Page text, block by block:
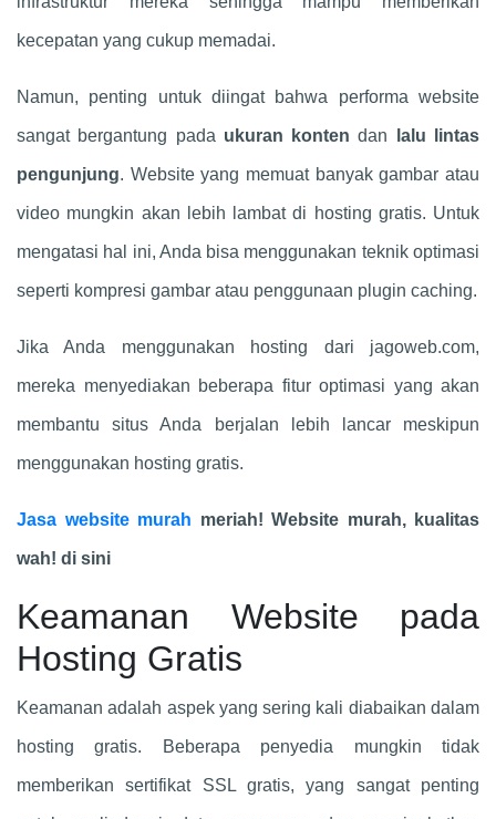
kecepatan yang cukup memadai.
Namun, penting untuk diingat bahwa performa website
sangat bergantung pada ukuran konten dan lalu lintas
pengunjung. Website yang memuat banyak gambar atau
video mungkin akan lebih lambat di hosting gratis. Untuk
mengatasi hal ini, Anda bisa menggunakan teknik optimasi
seperti kompresi gambar atau penggunaan plugin caching.
Jika Anda menggunakan hosting dari jagoweb.com,
mereka menyediakan beberapa fitur optimasi yang akan
membantu situs Anda berjalan lebih lancar meskipun
menggunakan hosting gratis.
Jasa website murah meriah! Website murah, kualitas
wah! di sini
Keamanan Website pada
Hosting Gratis
Keamanan adalah aspek yang sering kali diabaikan dalam
hosting gratis. Beberapa penyedia mungkin tidak
memberikan sertifikat SSL gratis, yang sangat penting